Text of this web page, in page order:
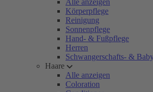
Alle anzeigen
Körperpflege
Reinigung
Sonnenpflege
Hand- & Fußpflege
Herren
Schwangerschafts- &
Haare
Alle anzeigen
Coloration